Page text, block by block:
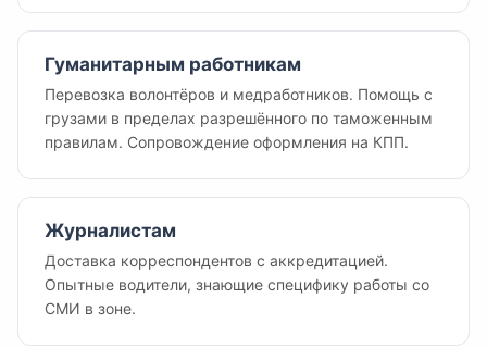
Гуманитарным работникам
Перевозка волонтёров и медработников. Помощь с
грузами в пределах разрешённого по таможенным
правилам. Сопровождение оформления на КПП.
Журналистам
Доставка корреспондентов с аккредитацией.
Опытные водители, знающие специфику работы со
СМИ в зоне.